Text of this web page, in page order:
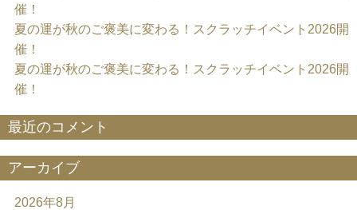
催！
夏の運が秋のご褒美に変わる！スクラッチイベント2026開
催！
夏の運が秋のご褒美に変わる！スクラッチイベント2026開
催！
最近のコメント
アーカイブ
2026年8月